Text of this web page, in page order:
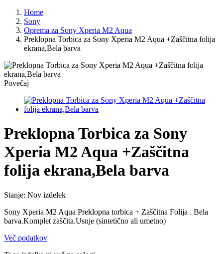
Home
Sony
Oprema za Sony Xperia M2 Aqua
Preklopna Torbica za Sony Xperia M2 Aqua +Zaščitna folija
ekrana,Bela barva
Povečaj
Preklopna Torbica za Sony
Xperia M2 Aqua +Zaščitna
folija ekrana,Bela barva
Stanje: Nov izdelek
Sony Xperia M2 Aqua Preklopna torbica + Zaščitna Folija . Bela
barva.Komplet zaščita.Usnje (sintetično ali umetno)
Več podatkov